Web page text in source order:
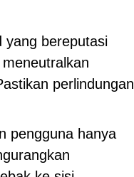
yang bereputasi
perlindungan
pengguna hanya